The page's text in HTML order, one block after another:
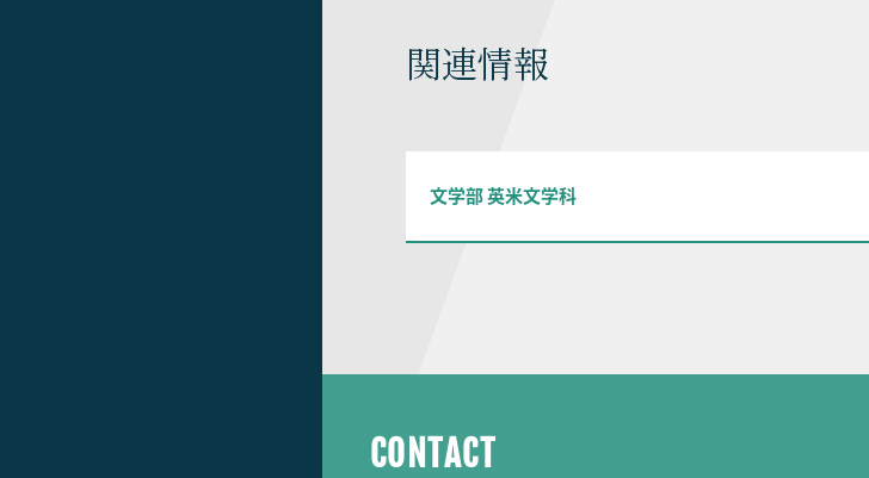
関連情報
文学部 英米文学科
CONTACT